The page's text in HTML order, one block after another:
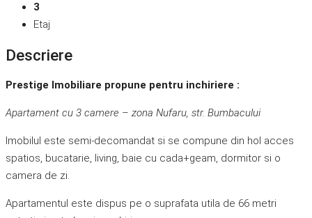
3
Etaj
Descriere
Prestige Imobiliare propune pentru inchiriere :
Apartament cu 3 camere – zona Nufaru, str. Bumbacului
Imobilul este semi-decomandat si se compune din hol acces
spatios, bucatarie, living, baie cu cada+geam, dormitor si o
camera de zi.
Apartamentul este dispus pe o suprafata utila de 66 metri